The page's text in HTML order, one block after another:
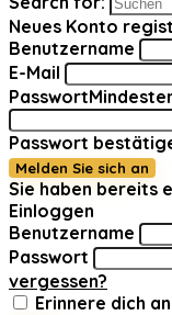
Neues Konto
Benutzername
E-Mail
Passwort
Passwort
Melden Sie sich an
Sie haben bereits
Einloggen
Benutzername
Passwort
vergessen?
Erinnere dich